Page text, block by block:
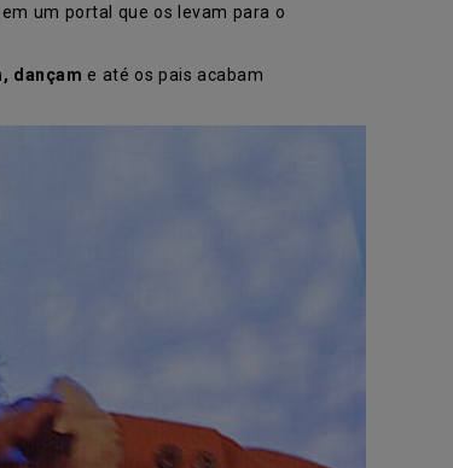
um portal que os levam para o
dançam e até os pais acabam